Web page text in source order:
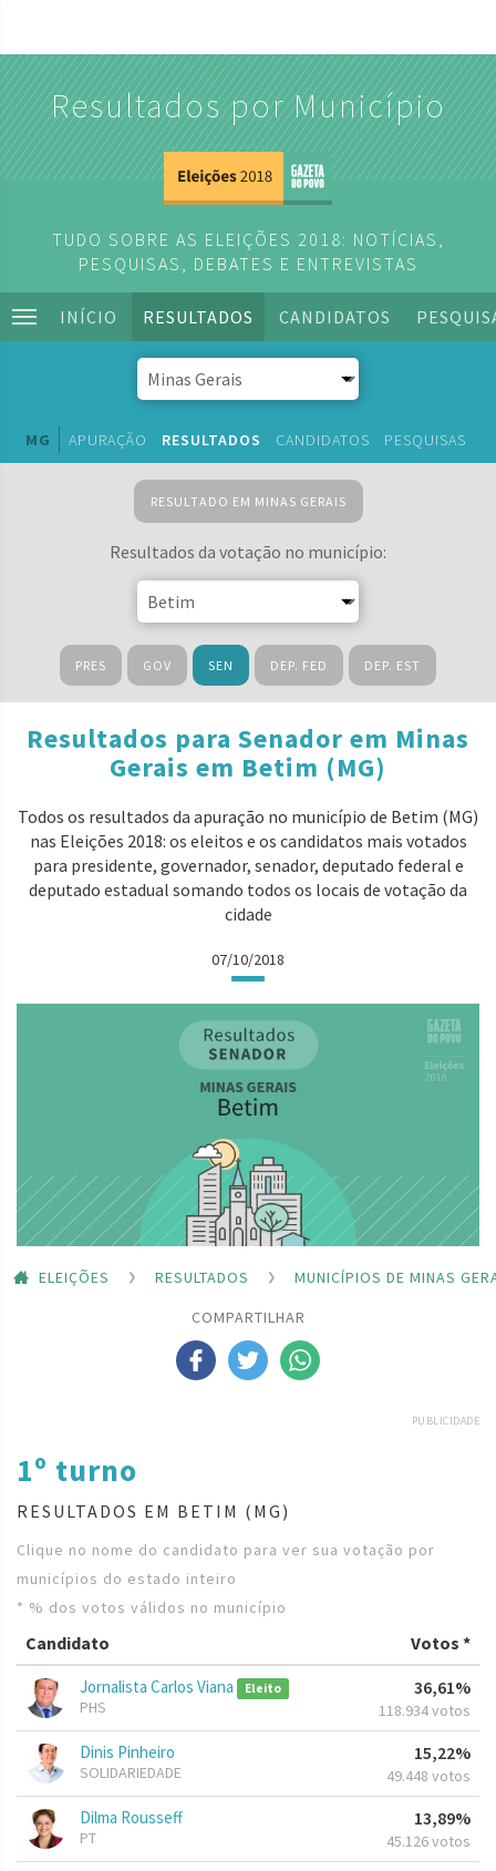
Resultados por Município
TUDO SOBRE AS ELEIÇÕES 2018: NOTÍCIAS,
PESQUISAS, DEBATES E ENTREVISTAS
INÍCIO RESULTADOS CANDIDATOS
MG APURAÇÃO RESULTADOS CANDIDATOS PESQUISAS
RESULTADO EM MINAS GERAIS
Resultados da votação no município:
PRES GOV SEN DEP. FED DEP. EST
Resultados para Senador em Minas
Gerais em Betim (MG)
Todos os resultados da apuração no município de Betim (MG)
nas Eleições 2018: os eleitos e os candidatos mais votados
para presidente, governador, senador, deputado federal e
deputado estadual somando todos os locais de votação da
cidade
07/10/2018
ELEIÇÕES RESULTADOS
MUNICÍPIOS DE MINAS
COMPARTILHAR
PUBLICIDADE
1º turno
RESULTADOS EM BETIM (MG)
Clique no nome do candidato para ver sua votação por
municípios do estado inteiro
* % dos votos válidos no município
Candidato Votos *
Jornalista Carlos Viana Eleito
PHS
36,61%
118.934 votos
Dinis Pinheiro
SOLIDARIEDADE
15,22%
49.448 votos
Dilma Rousseff
PT
13,89%
45.126 votos